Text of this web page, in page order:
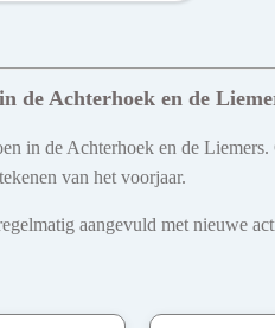
de Achterhoek en de
in de Achterhoek en de
van het voorjaar.
aangevuld met nieuwe